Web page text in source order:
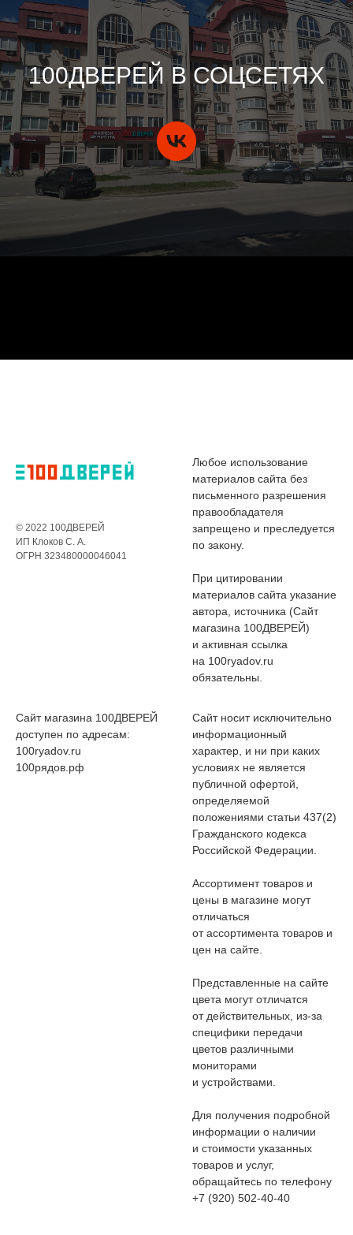
100ДВЕРЕЙ В СОЦСЕТЯХ
© 2022 100ДВЕРЕЙ
ИП Клоков С. А.
ОГРН 323480000046041
Любое использование
материалов сайта без
письменного разрешения
правообладателя
запрещено и преследуется
по закону.
При цитировании
материалов сайта указание
автора, источника (Сайт
магазина 100ДВЕРЕЙ)
и активная ссылка
на 100ryadov.ru
обязательны.
Сайт магазина 100ДВЕРЕЙ
доступен по адресам:
100ryadov.ru
100рядов.рф
Сайт носит исключительно
информационный
характер, и ни при каких
условиях не является
публичной офертой,
определяемой
положениями статьи 437(2)
Гражданского кодекса
Российской Федерации.
Ассортимент товаров и
цены в магазине могут
отличаться
от ассортимента товаров и
цен на сайте.
Представленные на сайте
цвета могут отличатся
от действительных, из-за
специфики передачи
цветов различными
мониторами
и устройствами.
Для получения подробной
информации о наличии
и стоимости указанных
товаров и услуг,
обращайтесь по телефону
+7 (920) 502-40-40